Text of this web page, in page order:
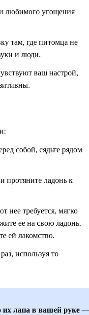
любимого угощения
там, где питомца не
и люди.
ваш настрой,
собой, сядьте рядом
протяните ладонь к
нее требуется, мягко
ее на свою ладонь.
ей лакомство.
используя то
их лапа в вашей руке —